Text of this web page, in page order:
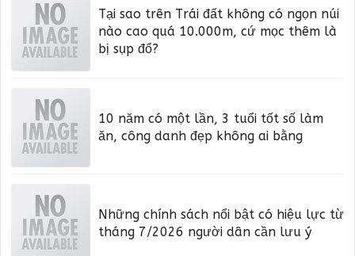
Tại sao trên Trái đất không có ngọn núi
nào cao quá 10.000m, cứ mọc thêm là
bị sụp đổ?
10 năm có một lần, 3 tuổi tốt số làm
ăn, công danh đẹp không ai bằng
Những chính sách nổi bật có hiệu lực từ
tháng 7/2026 người dân cần lưu ý